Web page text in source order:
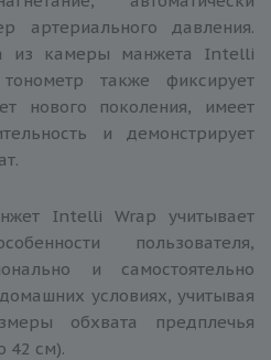
артериального давления.
из камеры манжета Intelli
также фиксирует
нового поколения, имеет
и демонстрирует
Intelli Wrap учитывает
пользователя,
и самостоятельно
условиях, учитывая
обхвата предплечья
42 см).